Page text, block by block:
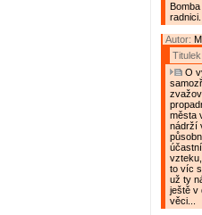
Autor:
Titulek:
O
města
nádrží
to víc
už ty
ještě v
věci...